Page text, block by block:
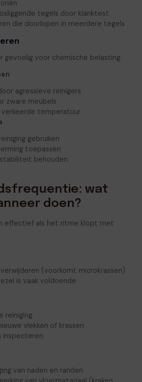
tegels door klanktest
die doorlopen in meerdere tegels
gevoelig voor chemische belasting.
agressieve reinigers
zware meubels
verkeerde temperatuur
gebruiken
toepassen
behouden
wat
doen?
effectief als het ritme klopt met
(voorkomt microkrassen)
is vaak voldoende
reiniging
vlekken of krassen
inspecteren
van naden en randen